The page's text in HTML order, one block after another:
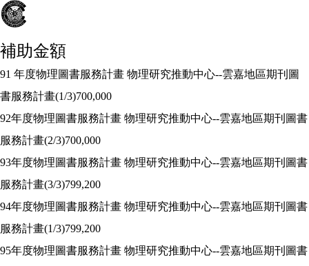
補助金額
91 年度物理圖書服務計畫 物理研究推動中心--雲嘉地區期刊圖
書服務計畫(1/3)700,000
92年度物理圖書服務計畫 物理研究推動中心--雲嘉地區期刊圖書
服務計畫(2/3)700,000
93年度物理圖書服務計畫 物理研究推動中心--雲嘉地區期刊圖書
服務計畫(3/3)799,200
94年度物理圖書服務計畫 物理研究推動中心--雲嘉地區期刊圖書
服務計畫(1/3)799,200
95年度物理圖書服務計畫 物理研究推動中心--雲嘉地區期刊圖書